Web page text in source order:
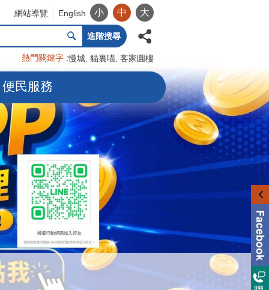
網站導覽 English 小 中 大
進階搜尋
熱門關鍵字 慢城 貓裏喵 客家圓樓
便民服務